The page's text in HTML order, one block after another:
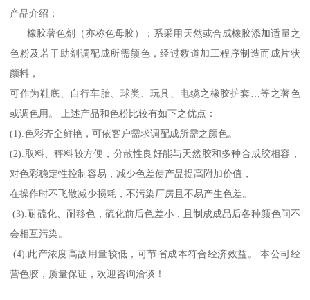
产品介绍：
橡胶著色剂（亦称色母胶）：系采用天然或合成橡胶添加适量之
色粉及若干助剂调配成所需颜色，经过数道加工程序制造而成片状
颜料，
可作为鞋底、自行车胎、球类、玩具、电缆之橡胶护套…等之著色
或调色用。 上述产品和色粉比较有如下之优点：
(1).色彩齐全鲜艳，可依客户需求调配成所需之颜色。
(2).取料、秤料较方便，分散性良好能与天然胶和多种合成胶相容，
对色彩稳定性控制容易，减少色差使产品提高附加价值，
在操作时不飞散减少损耗，不污染厂房且不易产生色差。
(3).耐硫化、耐移色，硫化前后色差小，且制成成品后各种颜色间不
会相互污染。
(4).此产浓度高故用量较低，可节省成本符合经济效益。 本公司经
营色胶，质量保证，欢迎咨询洽谈！